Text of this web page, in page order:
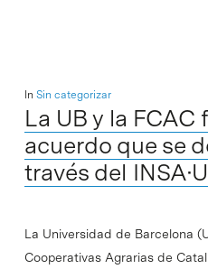
In Sin categorizar
La UB y la FCAC
acuerdo que se
través del
La Universidad de Barcelona
Cooperativas Agrarias de